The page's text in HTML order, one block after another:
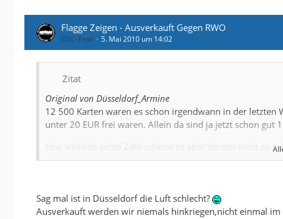
Flagge Zeigen - Ausverkauft Gegen RWO
DSC-Feak 5. Mai 2010 um 14:02
Zitat
Original von Düsseldorf_Armine
12 500 Karten waren es schon irgendwann in der letzten
unter 20 EUR frei waren. Allein da sind ja jetzt schon gut
Eine wirklich echte Zahl scheint es aber derzeit nicht zu
kauft, mal in der Geschäftsstelle nachhorchen. Eine
folgenden Dialog an den VVK-Stellen hören:
Sag mal ist in Düsseldorf die Luft schlecht?
Ausverkauft werden wir niemals hinkriegen,nicht einmal im